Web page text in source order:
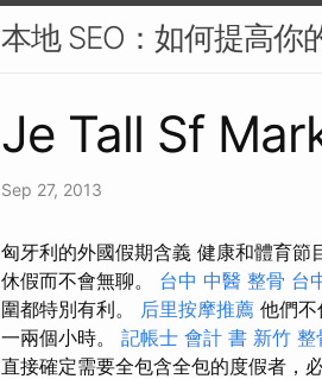
本地 SEO：如何提高你
Je Tall Sf
Sep 27, 2013
匈牙利的外國假期含義 健康和體育節
休假而不會無聊。 台中 中醫 整骨 台
圍都特別有利。 后里按摩推薦 他們
一兩個小時。 記帳士 會計 書 新竹 整
直接確定需要全包含全包的度假者，